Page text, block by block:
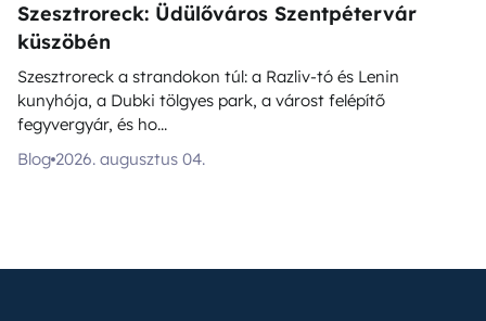
Szesztroreck: Üdülőváros Szentpétervár
küszöbén
Szesztroreck a strandokon túl: a Razliv-tó és Lenin
kunyhója, a Dubki tölgyes park, a várost felépítő
fegyvergyár, és ho...
Blog 2026. augusztus 04.